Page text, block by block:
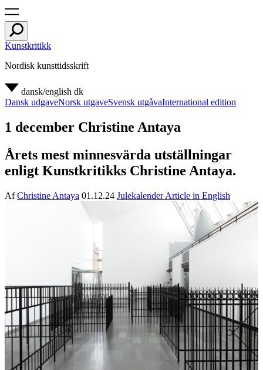
Kunstkritikk
Nordisk kunsttidsskrift
dansk/english dk
Dansk udgaveNorsk utgaveSvensk utgåvaInternational edition
1 december Christine Antaya
Årets mest minnesvärda utställningar
enligt Kunstkritikks Christine Antaya.
AfChristine Antaya 01.12.24 JulekalenderArticle in English